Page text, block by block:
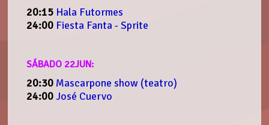
20:15 Hala Futormes
24:00 Fiesta Fanta - Sprite
SÁBADO 22JUN:
20:30Mascarpone show (teatro)
24:00José Cuervo